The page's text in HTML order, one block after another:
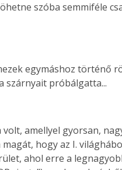
szóba semmiféle
egymáshoz történő
szárnyait próbálgatta...
amellyel gyorsan,
hogy az I.
ahol erre a